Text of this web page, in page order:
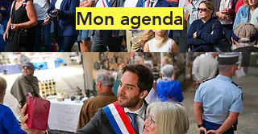
Mon agenda